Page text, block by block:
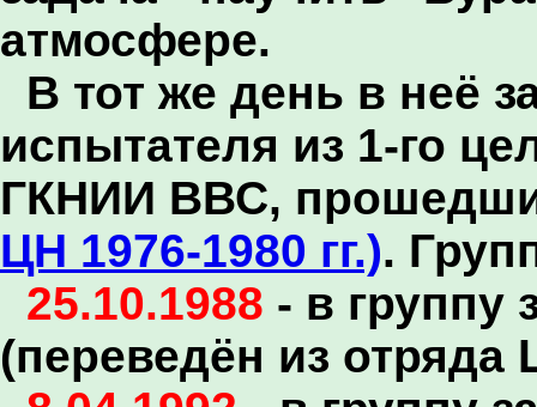
атмосфере.
В тот же день в неё
испытателя из 1-го
ГКНИИ ВВС,
ЦН 1976-1980 гг.).
25.10.1988 - в группу
(переведён из